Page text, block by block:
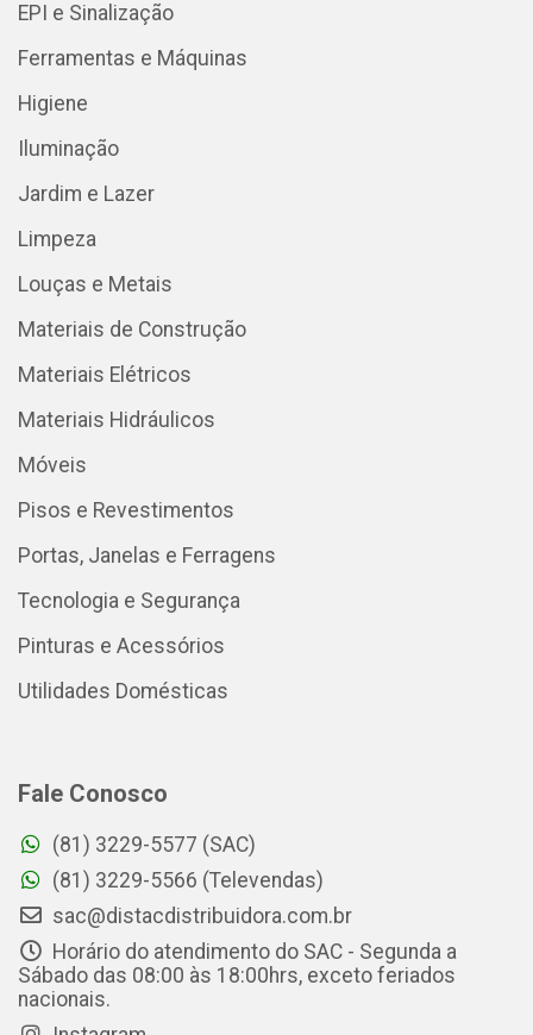
EPI e Sinalização
Ferramentas e Máquinas
Higiene
Iluminação
Jardim e Lazer
Limpeza
Louças e Metais
Materiais de Construção
Materiais Elétricos
Materiais Hidráulicos
Móveis
Pisos e Revestimentos
Portas, Janelas e Ferragens
Tecnologia e Segurança
Pinturas e Acessórios
Utilidades Domésticas
Fale Conosco
(81) 3229-5577 (SAC)
(81) 3229-5566 (Televendas)
sac@distacdistribuidora.com.br
Horário do atendimento do SAC - Segunda a
Sábado das 08:00 às 18:00hrs, exceto feriados
nacionais.